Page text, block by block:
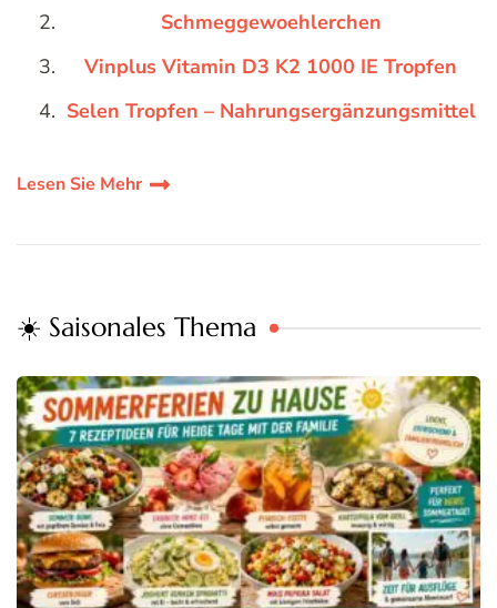
Schmeggewoehlerchen
Vinplus Vitamin D3 K2 1000 IE Tropfen
Selen Tropfen – Nahrungsergänzungsmittel
Lesen Sie Mehr
☀️ Saisonales Thema